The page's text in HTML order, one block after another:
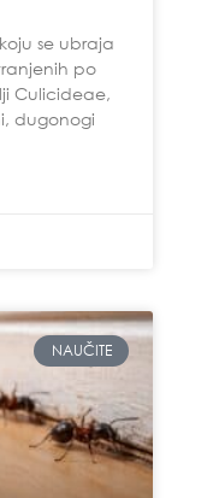
se ubraja
po
Culicideae,
dugonogi
NAUČITE